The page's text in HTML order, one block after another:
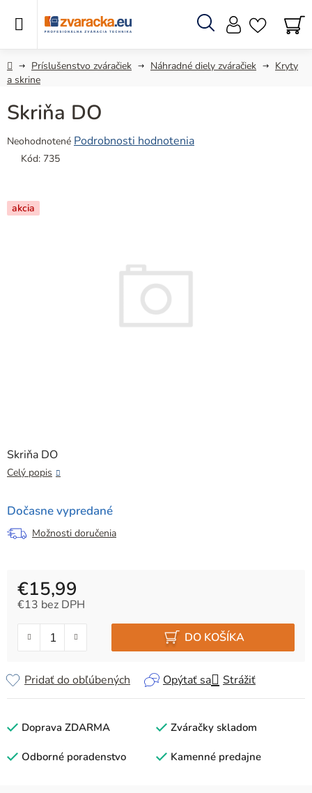
Hľadať
DomovPríslušenstvo zváračiek Náhradné diely zváračiek
Kryty
a skrine
Skriňa DO
Celý popis
Dočasne vypredané
Možnosti doručenia
€15,99
€13 bez DPH
DO KOŠÍKA
Opýtať sa Strážiť
Pridať do obľúbených
Skriňa DO
Priemerné
hodnotenie
0,0
z
Neohodnotené Podrobnosti hodnotenia
Kód: 735
akcia
Doprava ZDARMA Zváračky skladom
Odborné poradenstvo Kamenné predajne